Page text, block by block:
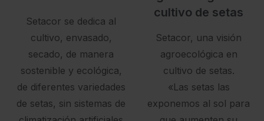
Setacor se dedica al
cultivo, envasado,
secado, de manera
sostenible y ecológica,
de diferentes variedades
de setas, sin sistemas de
cultivo de setas
Setacor, una visión
agroecológica en
cultivo de setas.
«Las setas las
exponemos al sol para